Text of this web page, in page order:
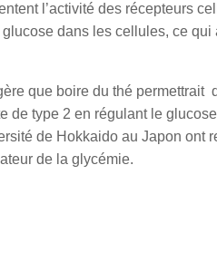
l’activité des récepteurs
glucose dans les cellules, ce
que boire du thé permettrait
de type 2 en régulant le
de Hokkaido au Japon ont
de la glycémie.